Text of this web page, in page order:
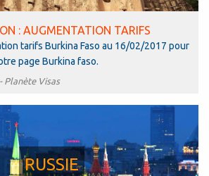
: AUGMENTATION TARIFS
tarifs Burkina Faso au 16/02/2017 pour
page Burkina faso.
Planète Visas
RUSSIE